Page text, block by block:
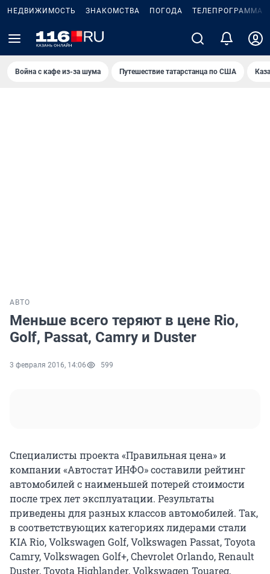
НЕДВИЖИМОСТЬ ЗНАКОМСТВА ПОГОДА ТЕЛЕПРОГРАММА
Война с кафе из-за шума Путешествие татарстанца по США
АВТО
Меньше всего теряют в цене Rio,
Golf, Passat, Camry и Duster
3 февраля 2016, 14:06 599
Специалисты проекта «Правильная цена» и
компании «Автостат ИНФО» составили рейтинг
автомобилей с наименьшей потерей стоимости
после трех лет эксплуатации. Результаты
приведены для разных классов автомобилей. Так,
в соответствующих категориях лидерами стали
KIA Rio, Volkswagen Golf, Volkswagen Passat, Toyota
Camry, Volkswagen Golf+, Chevrolet Orlando, Renault
Duster, Toyota Highlander, Volkswagen Touareg,